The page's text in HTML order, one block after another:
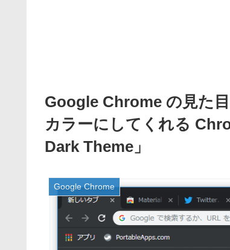
Google Chrome の見た
カラーにしてくれる
Dark Theme」
Google Chrome